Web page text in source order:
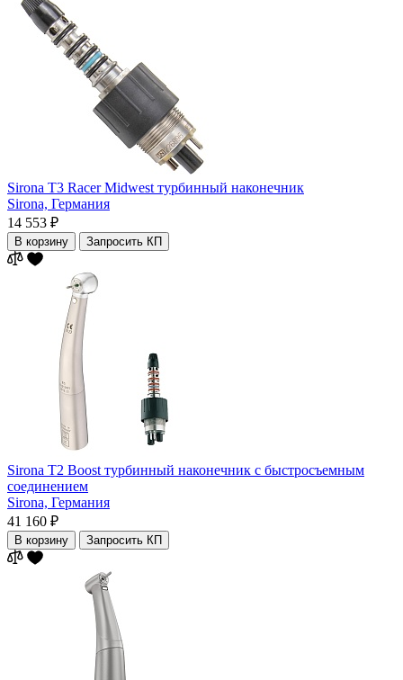
Sirona T3 Racer Midwest турбинный наконечник
Sirona, Германия
14 553 ₽
В корзину Запросить КП
Sirona T2 Boost турбинный наконечник с быстросъемным
соединением
Sirona, Германия
41 160 ₽
В корзину Запросить КП